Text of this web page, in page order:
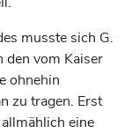
musste sich G.
den vom Kaiser
ohnehin
zu tragen. Erst
eine